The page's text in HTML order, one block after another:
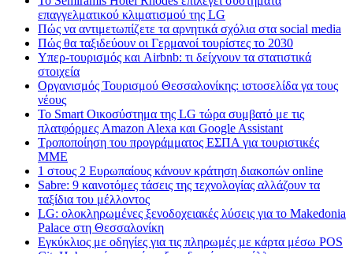
επαγγελματικού κλιματισμού της LG
Πώς να αντιμετωπίζετε τα αρνητικά σχόλια στα social media
Πώς θα ταξιδεύουν οι Γερμανοί τουρίστες το 2030
Υπερ-τουρισμός και Airbnb: τι δείχνουν τα στατιστικά
στοιχεία
Οργανισμός Τουρισμού Θεσσαλονίκης: ιστοσελίδα γα τους
νέους
Το Smart Οικοσύστημα της LG τώρα συμβατό με τις
πλατφόρμες Amazon Alexa και Google Assistant
Τροποποίηση του προγράμματος ΕΣΠΑ για τουριστικές
ΜΜΕ
1 στους 2 Ευρωπαίους κάνουν κράτηση διακοπών online
Sabre: 9 καινοτόμες τάσεις της τεχνολογίας αλλάζουν τα
ταξίδια του μέλλοντος
LG: ολοκληρωμένες ξενοδοχειακές λύσεις για τo Makedonia
Palace στη Θεσσαλονίκη
Εγκύκλιος με οδηγίες για τις πληρωμές με κάρτα μέσω POS